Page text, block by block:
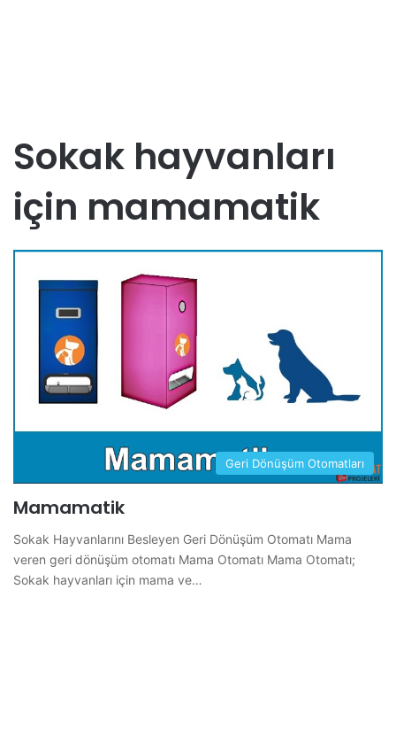
Sokak hayvanları
için mamamatik
Geri Dönüşüm Otomatları
Mamamatik
Sokak Hayvanlarını Besleyen Geri Dönüşüm Otomatı Mama
veren geri dönüşüm otomatı Mama Otomatı Mama Otomatı;
Sokak hayvanları için mama ve…